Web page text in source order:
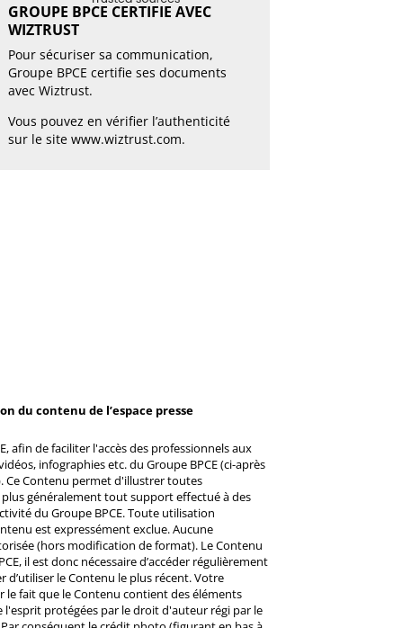
GROUPE BPCE CERTIFIE AVEC
WIZTRUST
Pour sécuriser sa communication,
Groupe BPCE certifie ses documents
avec Wiztrust.
Vous pouvez en vérifier l’authenticité
sur le site www.wiztrust.com.
du contenu de l’espace presse
afin de faciliter l'accès des professionnels aux
infographies etc. du Groupe BPCE (ci-après
Ce Contenu permet d'illustrer toutes
généralement tout support effectué à des
du Groupe BPCE. Toute utilisation
est expressément exclue. Aucune
(hors modification de format). Le Contenu
il est donc nécessaire d’accéder régulièrement
d’utiliser le Contenu le plus récent. Votre
fait que le Contenu contient des éléments
protégées par le droit d'auteur régi par le